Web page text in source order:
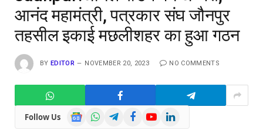
आनंद महामंत्री, पत्रकार संघ जौनपुर
तहसील इकाई मछलीशहर का हुआ गठन
BY EDITOR NOVEMBER 20, 2023 NO COMMENTS
Follow Us
GoogleWhatsAppTelegramFacebookYouTubeLinkedIn